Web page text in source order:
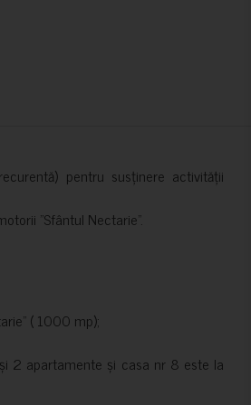
pentru susținere activității
”Sfântul Nectarie”.
( 1000 mp);
2 apartamente și casa nr 8 este la